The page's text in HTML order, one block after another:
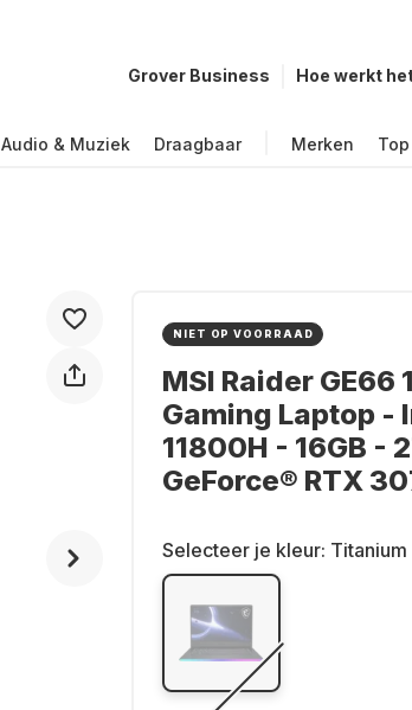
Grover Business Hoe werkt
Audio & Muziek Draagbaar Merken
NIET OP VOORRAAD
MSI Raider GE66
Gaming Laptop -
11800H - 16GB -
GeForce® RTX
Selecteer je kleur: Titanium